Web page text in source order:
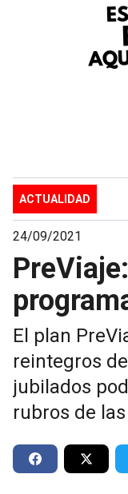
ACTUALIDAD
24/09/2021
El plan
reintegros
jubilados
rubros de